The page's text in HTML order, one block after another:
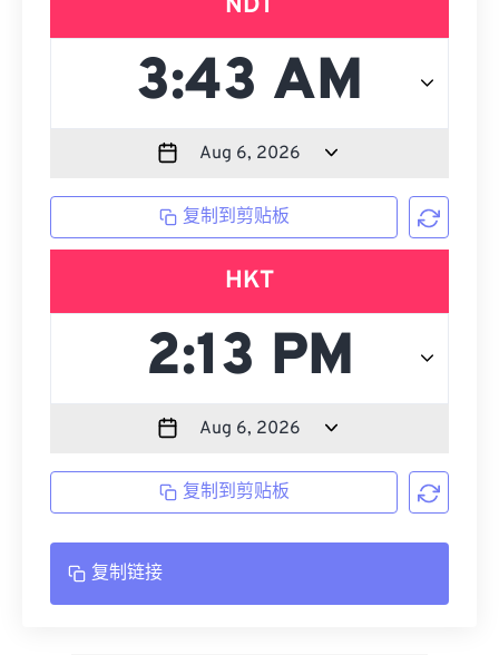
NDT
复制到剪贴板
HKT
复制到剪贴板
复制链接